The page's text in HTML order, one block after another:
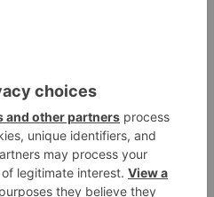
El poblado de El Encuentro de
Burgos a punto de culminar su
proceso de realojo
Un libro rescata la historia y
memoria del pueblo burgalés de